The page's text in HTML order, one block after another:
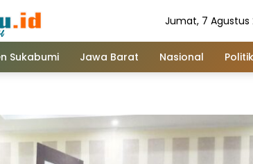
Jumat, 7 Agustus
Sukabumi Jawa Barat Nasional Politik